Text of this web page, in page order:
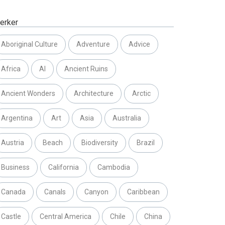
Aboriginal Culture Adventure Advice
Africa AI Ancient Ruins
Ancient Wonders Architecture Arctic
Argentina Art Asia Australia
Austria Beach Biodiversity Brazil
Business California Cambodia
Canada Canals Canyon Caribbean
Castle Central America Chile China